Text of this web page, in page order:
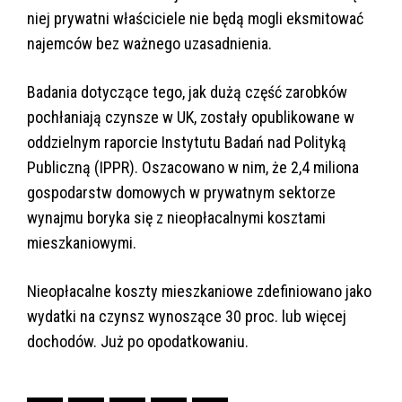
niej prywatni właściciele nie będą mogli eksmitować
najemców bez ważnego uzasadnienia.
Badania dotyczące tego, jak dużą część zarobków
pochłaniają czynsze w UK, zostały opublikowane w
oddzielnym raporcie Instytutu Badań nad Polityką
Publiczną (IPPR). Oszacowano w nim, że 2,4 miliona
gospodarstw domowych w prywatnym sektorze
wynajmu boryka się z nieopłacalnymi kosztami
mieszkaniowymi.
Nieopłacalne koszty mieszkaniowe zdefiniowano jako
wydatki na czynsz wynoszące 30 proc. lub więcej
dochodów. Już po opodatkowaniu.